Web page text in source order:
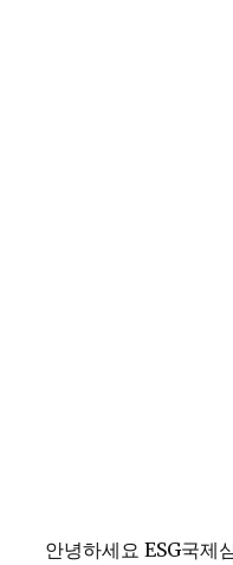
안녕하세요 ESG국제